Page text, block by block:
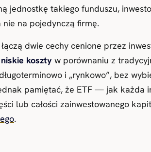
jednostkę takiego funduszu,
nie na pojedynczą firmę.
dwie cechy cenione przez
niskie koszty w porównaniu z
i „rynkowo”, bez
pamiętać, że ETF — jak każda
lub całości zainwestowanego
.